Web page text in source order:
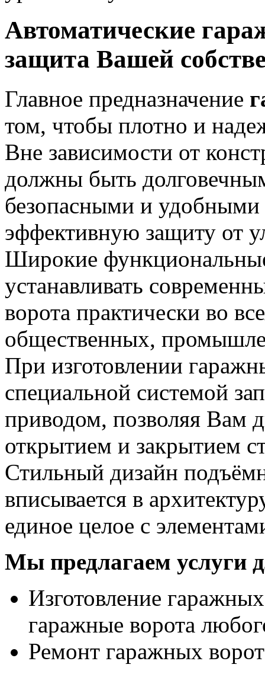
Автоматические
защита Вашей
Главное предназначение
том, чтобы плотно и
Вне зависимости от
должны быть
безопасными и удобными
эффективную защиту от
Широкие
устанавливать
ворота практически во
общественных,
При изготовлении
специальной системой
приводом, позволяя Вам
открытием и закрытием
Стильный дизайн
вписывается в
единое целое с
Мы предлагаем услуги
Изготовление
гаражные ворота
Ремонт гаражных ворот